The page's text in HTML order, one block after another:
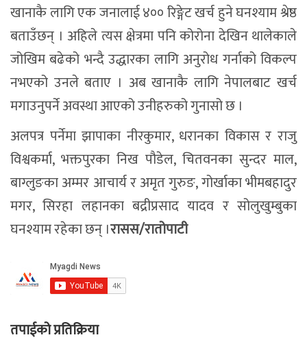
खानाकै लागि एक जनालाई ४०० रिङ्गेट खर्च हुने घनश्याम श्रेष्ठ
बताउँछन् । अहिले त्यस क्षेत्रमा पनि कोरोना देखिन थालेकाले
जोखिम बढेको भन्दै उद्धारका लागि अनुरोध गर्नाको विकल्प
नभएको उनले बताए । अब खानाकै लागि नेपालबाट खर्च
मगाउनुपर्ने अवस्था आएको उनीहरुको गुनासो छ ।
अलपत्र पर्नेमा झापाका नीरकुमार, धरानका विकास र राजु
विश्वकर्मा, भक्तपुरका निख पौडेल, चितवनका सुन्दर माल,
बाग्लुङका अम्मर आचार्य र अमृत गुरुङ, गोर्खाका भीमबहादुर
मगर, सिरहा लहानका बद्रीप्रसाद यादव र सोलुखुम्बुका
घनश्याम रहेका छन् ।रासस/रातोपाटी
तपाईको प्रतिक्रिया